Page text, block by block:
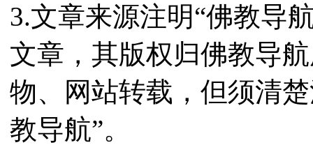
3.文章来源注明“佛教导
文章，其版权归佛教导
物、网站转载，但须清
教导航”。